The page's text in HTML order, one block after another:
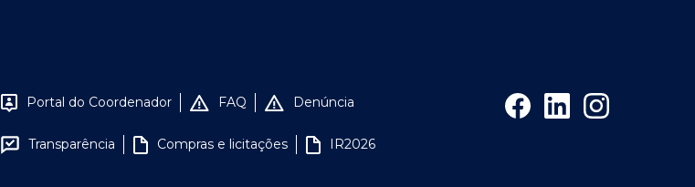
Portal do Coordenador FAQ Denúncia
Transparência Compras e licitações IR2026